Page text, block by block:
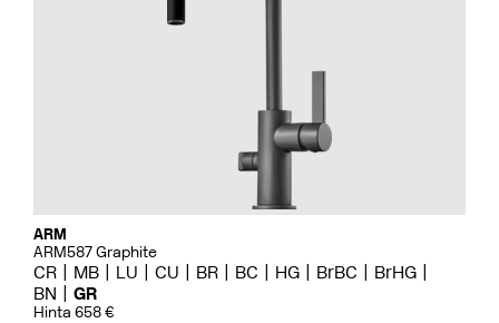
ARM
ARM587 Graphite
CR MB LU CU BR BC HG BrBC
BrHG
BN
GR
Hinta 658 €